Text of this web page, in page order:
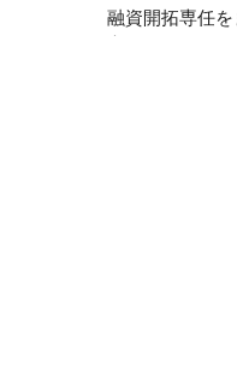
融資開拓専任
何回も読んで
受講した友人
動したのはこ